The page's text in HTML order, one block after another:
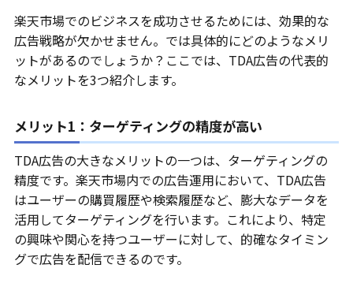
楽天市場でのビジネスを成功させるためには、効果的な
広告戦略が欠かせません。では具体的にどのようなメリ
ットがあるのでしょうか？ここでは、TDA広告の代表的
なメリットを3つ紹介します。
メリット1：ターゲティングの精度が高い
TDA広告の大きなメリットの一つは、ターゲティングの
精度です。楽天市場内での広告運用において、TDA広告
はユーザーの購買履歴や検索履歴など、膨大なデータを
活用してターゲティングを行います。これにより、特定
の興味や関心を持つユーザーに対して、的確なタイミン
グで広告を配信できるのです。